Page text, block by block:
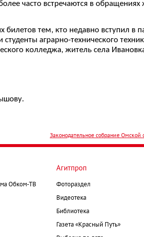
часто встречаются в обращениях
тем, кто недавно вступил в
аграрно-технического
колледжа, житель села
Законодательное собрание Омской
Обком-ТВ
Агитпроп
Фотораздел
Видеотека
Библиотека
Газета «Красный Путь»